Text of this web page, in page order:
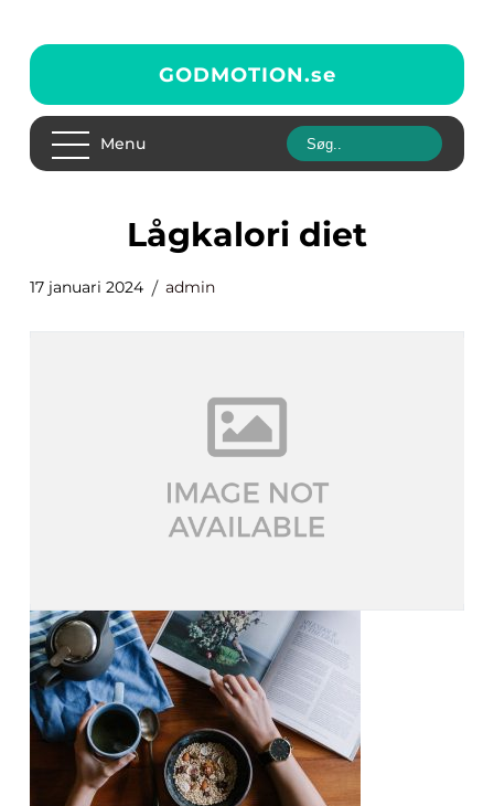
GODMOTION.se
Menu
lågkalori diet
17 januari 2024 admin